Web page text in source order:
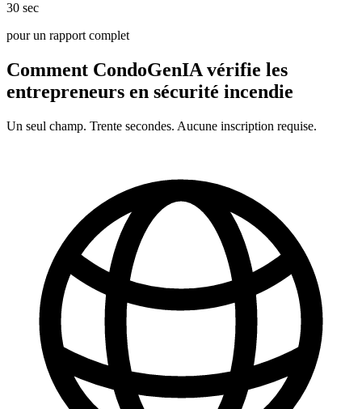
30 sec
pour un rapport complet
Comment CondoGenIA vérifie les
entrepreneurs en sécurité incendie
Un seul champ. Trente secondes. Aucune inscription requise.